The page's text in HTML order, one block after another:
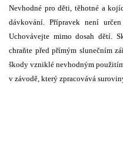
Nevhodné pro děti, těhotné a
dávkování. Přípravek není
Uchovávejte mimo dosah dětí.
chraňte před přímým slunečním
škody vzniklé nevhodným
v závodě, který zpracovává